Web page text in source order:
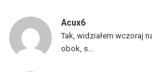
Acux6
Tak, widziałem wczoraj
obok, s...